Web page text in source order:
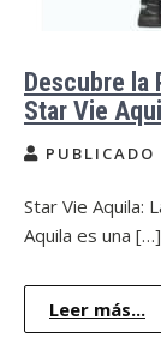
Descubre la
Star Vie
PUBLICADO
Star Vie Aquila:
Aquila es una […]
Leer más...